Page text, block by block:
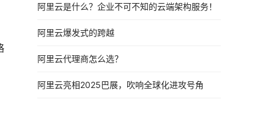
阿里云是什么？企业不可不知的云端架构服务！
阿里云爆发式的跨越
阿里云代理商怎么选？
阿里云亮相2025巴展，吹响全球化进攻号角